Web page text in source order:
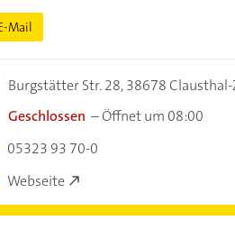
Mail
Burgstätter Str. 28,38678
Geschlossen –Öffnet um 08:00
05323 93 70-0
Webseite